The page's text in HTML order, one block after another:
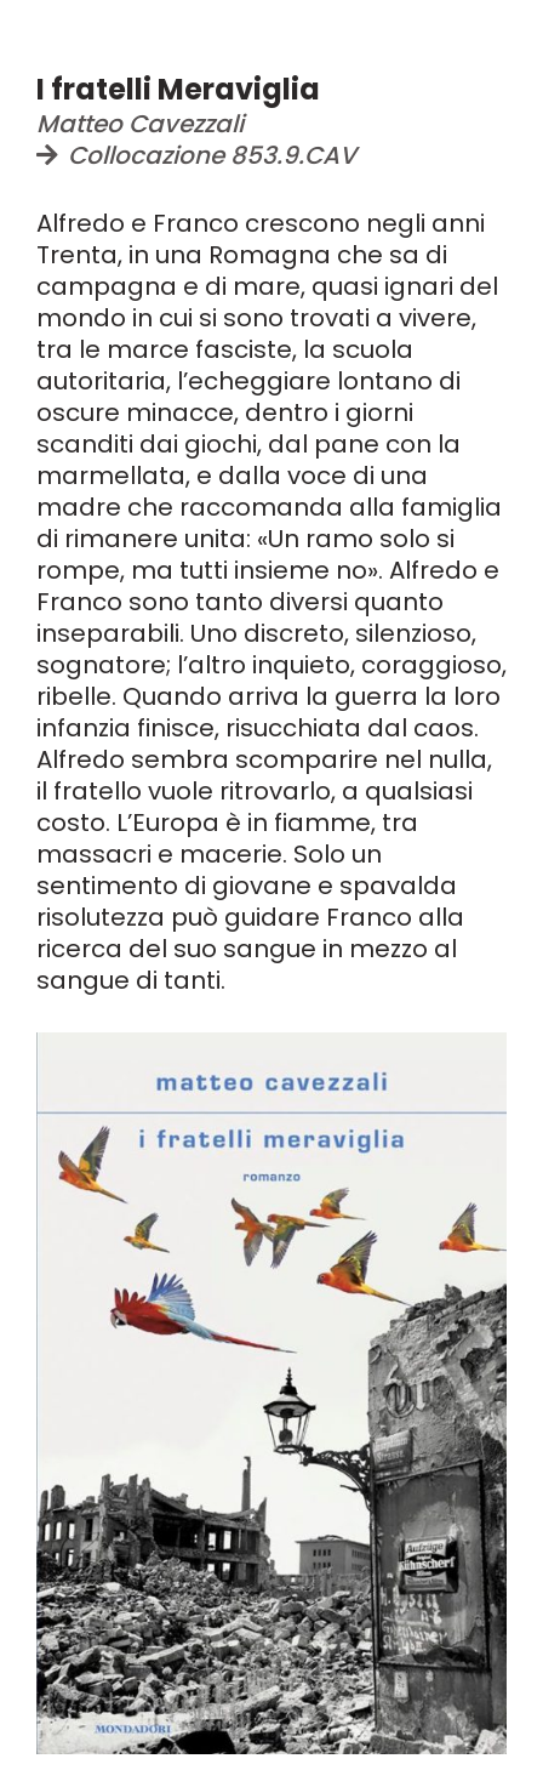
I fratelli Meraviglia
Matteo Cavezzali
Collocazione 853.9.CAV
Alfredo e Franco crescono negli anni
Trenta, in una Romagna che sa di
campagna e di mare, quasi ignari del
mondo in cui si sono trovati a vivere,
tra le marce fasciste, la scuola
autoritaria, l’echeggiare lontano di
oscure minacce, dentro i giorni
scanditi dai giochi, dal pane con la
marmellata, e dalla voce di una
madre che raccomanda alla famiglia
di rimanere unita: «Un ramo solo si
rompe, ma tutti insieme no». Alfredo e
Franco sono tanto diversi quanto
inseparabili. Uno discreto, silenzioso,
sognatore; l’altro inquieto, coraggioso,
ribelle. Quando arriva la guerra la loro
infanzia finisce, risucchiata dal caos.
Alfredo sembra scomparire nel nulla,
il fratello vuole ritrovarlo, a qualsiasi
costo. L’Europa è in fiamme, tra
massacri e macerie. Solo un
sentimento di giovane e spavalda
risolutezza può guidare Franco alla
ricerca del suo sangue in mezzo al
sangue di tanti.